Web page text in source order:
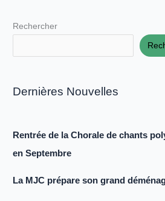
Rechercher
Dernières Nouvelles
Rentrée de la Chorale de chants
en Septembre
La MJC prépare son grand